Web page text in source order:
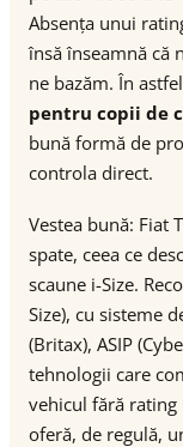
Absența unui
însă înseamnă că
ne bazăm. În
pentru copii de
bună formă de
controla direct.
Vestea bună: Fiat
spate, ceea ce
scaune i-Size.
Size), cu sisteme
(Britax), ASIP
tehnologii care
vehicul fără rating
oferă, de regulă,